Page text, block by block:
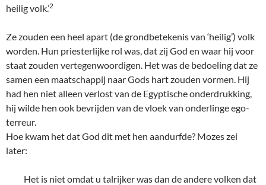
heilig volk.’2
Ze zouden een heel apart (de grondbetekenis van ‘heilig’) volk
worden. Hun priesterlijke rol was, dat zij God en waar hij voor
staat zouden vertegenwoordigen. Het was de bedoeling dat ze
samen een maatschappij naar Gods hart zouden vormen. Hij
had hen niet alleen verlost van de Egyptische onderdrukking,
hij wilde hen ook bevrijden van de vloek van onderlinge ego-
terreur.
Hoe kwam het dat God dit met hen aandurfde? Mozes zei
later:
Het is niet omdat u talrijker was dan de andere volken dat